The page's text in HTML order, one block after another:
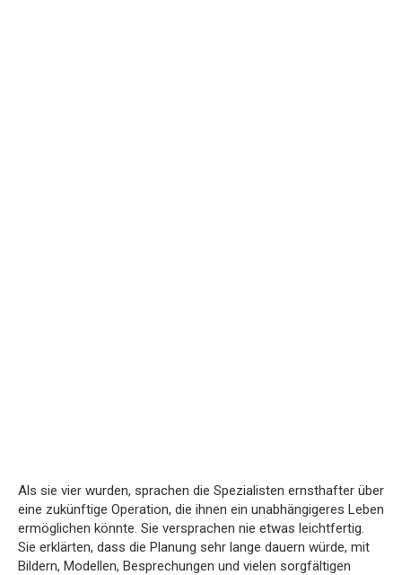
Als sie vier wurden, sprachen die Spezialisten ernsthafter über
eine zukünftige Operation, die ihnen ein unabhängigeres Leben
ermöglichen könnte. Sie versprachen nie etwas leichtfertig.
Sie erklärten, dass die Planung sehr lange dauern würde, mit
Bildern, Modellen, Besprechungen und vielen sorgfältigen